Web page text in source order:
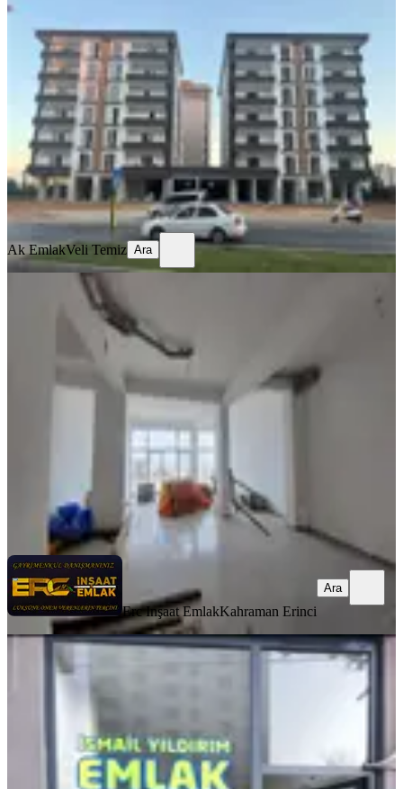
Dükkanlar
Onikişubat, Mimar Sinan Mahallesi
1 Oda·125 m²· Düz Giriş (Zemin)·21.07.2026
16.000.000 ₺
Ak EmlakVeli Temiz
Ak EmlakVeli Temiz Ara
Altınşehir Meslek Lisesi Civarı Satılık
İş Yeri
Onikişubat, Vadi Mahallesi
86 m²·Düz Giriş (Zemin)·
3.400.000 ₺
Erc Inşaat Emlak Kahraman Erinci
Erc Inşaat EmlakKahraman Erinci
Ara
%3
İsmail Yıldırım Emlak'tan Kazancı
Onikişubat, Karamanlı Mahallesi
1 Oda·36 m²·Düz Giriş (Zemin)
1.800.000 ₺1.850.000 ₺